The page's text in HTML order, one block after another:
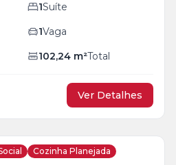
1Suíte
1Vaga
102,24 m²Total
Ver Detalhes
Cozinha Planejada